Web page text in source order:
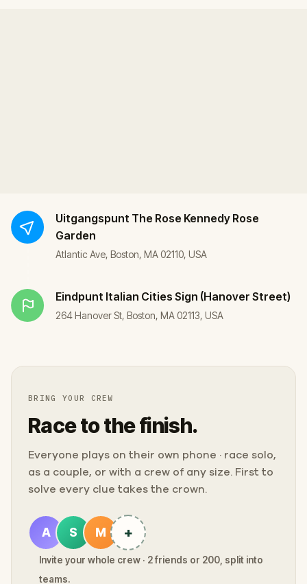
Uitgangspunt The Rose Kennedy Rose
Garden
Atlantic Ave, Boston, MA 02110, USA
Eindpunt Italian Cities Sign (Hanover Street)
264 Hanover St, Boston, MA 02113, USA
BRING YOUR CREW
Race to the finish.
Everyone plays on their own phone · race solo,
as a couple, or with a crew of any size. First to
solve every clue takes the crown.
A S M +
Invite your whole crew · 2 friends or 200, split into
teams.